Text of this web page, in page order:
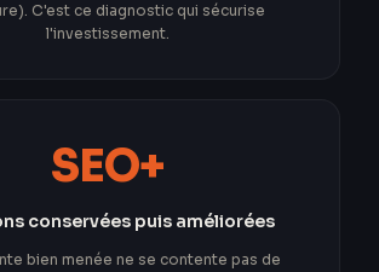
C'est ce diagnostic qui sécurise
l'investissement.
SEO+
conservées puis améliorées
bien menée ne se contente pas de